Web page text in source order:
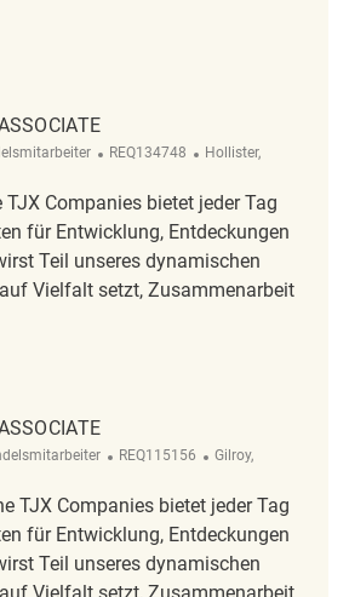
Associate REQ141531
ReqId
REQ134748 Ort
Hollister,
Companies bietet jeder Tag
für Entwicklung, Entdeckungen
Teil unseres dynamischen
Vielfalt setzt, Zusammenarbeit
Associate REQ134748
ReqId
REQ115156 Ort
Gilroy,
TJX Companies bietet jeder Tag
für Entwicklung, Entdeckungen
Teil unseres dynamischen
Vielfalt setzt, Zusammenarbeit